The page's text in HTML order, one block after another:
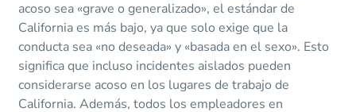
acoso sea «grave o generalizado», el estándar de
California es más bajo, ya que solo exige que la
conducta sea «no deseada» y «basada en el sexo». Esto
significa que incluso incidentes aislados pueden
considerarse acoso en los lugares de trabajo de
California. Además, todos los empleadores en